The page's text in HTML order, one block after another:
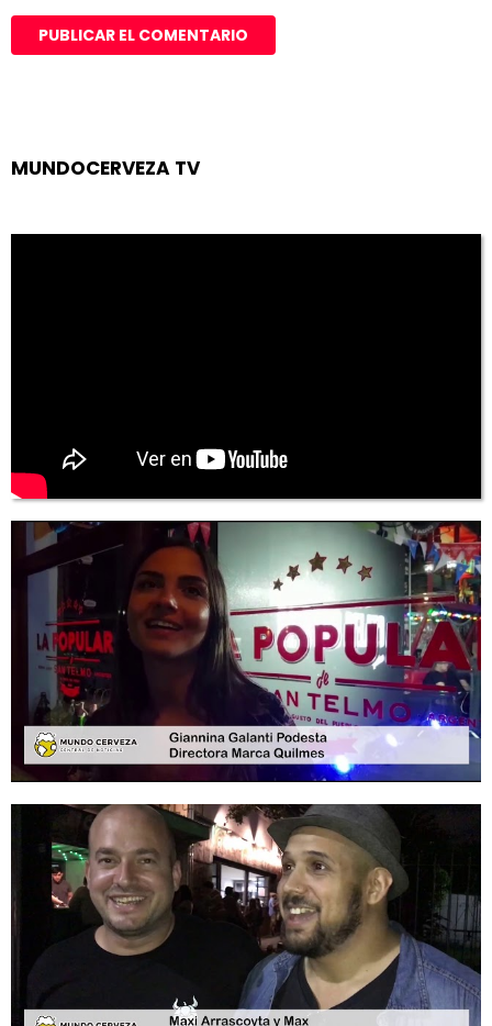
MUNDOCERVEZA TV